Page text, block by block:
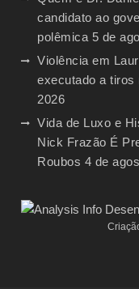
candidato ao
polêmica 5 de
Violência em
executado a tiros
2026
Vida de Luxo e
Nick Frazão É
Roubos 4 de